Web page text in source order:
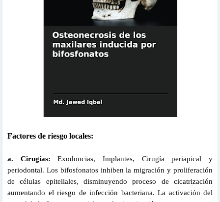
Factores de riesgo locales:
a. Cirugías: Exodoncias, Implantes, Cirugía periapical y
periodontal. Los bifosfonatos inhiben la migración y proliferación
de células epiteliales, disminuyendo proceso de cicatrización
aumentando el riesgo de infección bacteriana. La activación del